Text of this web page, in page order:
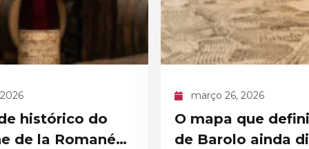
2026
que definiu o cru
ainda dita
março 26, 2026
Vinhos para a
surpreendem no